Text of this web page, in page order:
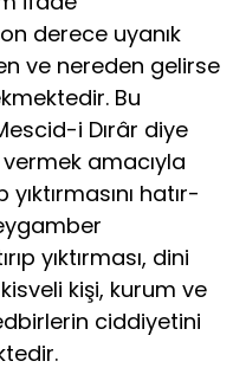
derece uyanık
ve nereden gelirse
Bu
i Dırâr diye
amacıyla
yıktırmasını hatır­
yıktırması, dini
kişi, kurum ve
ciddiyetini